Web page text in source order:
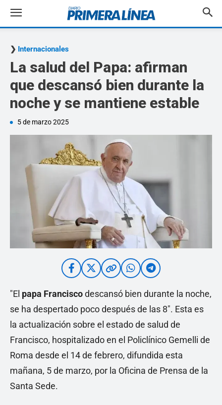
Internacionales
La salud del Papa: afirman
que descansó bien durante la
noche y se mantiene estable
5 de marzo 2025
"El papa Franciscodescansó bien durante la noche,
se ha despertado poco después de las 8". Esta es
la actualización sobre el estado de salud de
Francisco, hospitalizado en el Policlínico Gemelli de
Roma desde el 14 de febrero, difundida esta
mañana, 5 de marzo, por la Oficina de Prensa de la
Santa Sede.